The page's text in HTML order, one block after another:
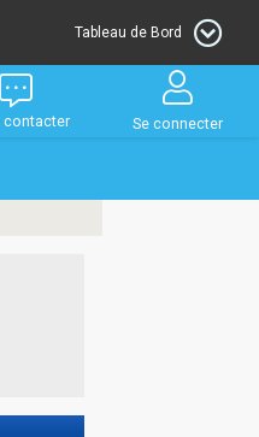
Tableau de Bord
contacter Se connecter